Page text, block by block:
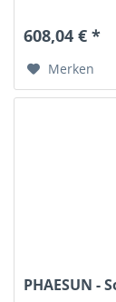
608,04 € *
Merken
PHAESUN -